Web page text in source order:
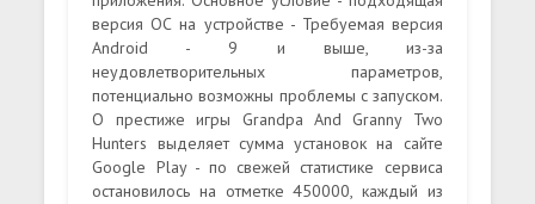
версия ОС на устройстве - Требуемая версия
Android - 9 и выше, из-за
неудовлетворительных параметров,
потенциально возможны проблемы с запуском.
О престиже игры Grandpa And Granny Two
Hunters выделяет сумма установок на сайте
Google Play - по свежей статистике сервиса
остановилось на отметке 450000, каждый из